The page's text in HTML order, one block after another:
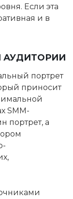
Если эта
и в
АУДИТОРИИ
портрет
приносит
SMM-
портрет, а